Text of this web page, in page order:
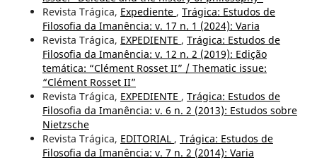
Revista Trágica, Expediente , Trágica: Estudos de
Filosofia da Imanência: v. 17 n. 1 (2024): Varia
Revista Trágica, EXPEDIENTE , Trágica: Estudos de
Filosofia da Imanência: v. 12 n. 2 (2019): Edição
temática: “Clément Rosset II” / Thematic issue:
“Clément Rosset II”
Revista Trágica, EXPEDIENTE , Trágica: Estudos de
Filosofia da Imanência: v. 6 n. 2 (2013): Estudos sobre
Nietzsche
Revista Trágica, EDITORIAL , Trágica: Estudos de
Filosofia da Imanência: v. 7 n. 2 (2014): Varia